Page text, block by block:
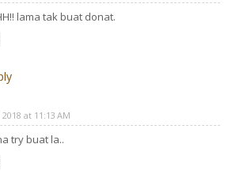
lama tak buat donat.
at 11:13 AM
try buat la..